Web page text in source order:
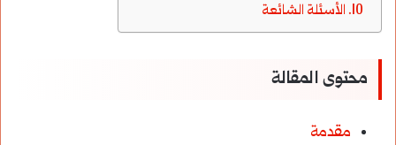
الأسئلة الشائعة
محتوى المقالة
مقدمة